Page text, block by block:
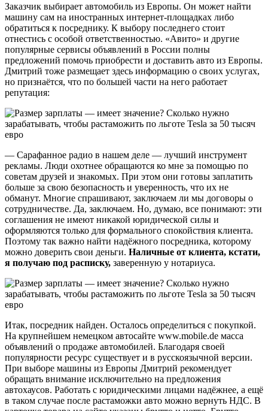
Заказчик выбирает автомобиль из Европы. Он может найти
машину сам на иностранных интернет-площадках либо
обратиться к посреднику. К выбору последнего стоит
отнестись с особой ответственностью. «Авито» и другие
популярные сервисы объявлений в России полны
предложений помочь приобрести и доставить авто из Европы.
Дмитрий тоже размещает здесь информацию о своих услугах,
но признаётся, что по большей части на него работает
репутация:
— Сарафанное радио в нашем деле — лучший инструмент
рекламы. Люди охотнее обращаются ко мне за помощью по
советам друзей и знакомых. При этом они готовы заплатить
больше за свою безопасность и уверенность, что их не
обманут. Многие спрашивают, заключаем ли мы договоры о
сотрудничестве. Да, заключаем. Но, думаю, все понимают: эти
соглашения не имеют никакой юридической силы и
оформляются только для формального спокойствия клиента.
Поэтому так важно найти надёжного посредника, которому
можно доверить свои деньги. Наличные от клиента, кстати,
я получаю под расписку, заверенную у нотариуса.
Итак, посредник найден. Осталось определиться с покупкой.
На крупнейшем немецком автосайте www.mobile.de масса
объявлений о продаже автомобилей. Благодаря своей
популярности ресурс существует и в русскоязычной версии.
При выборе машины из Европы Дмитрий рекомендует
обращать внимание исключительно на предложения
автохаусов. Работать с юридическими лицами надёжнее, а ещё
в таком случае после растаможки авто можно вернуть НДС. В